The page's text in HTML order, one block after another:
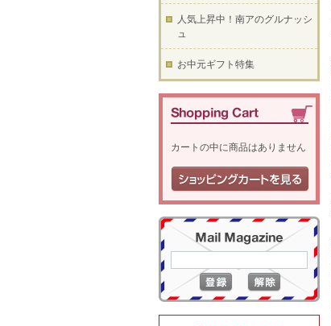
人気上昇中！南アのグルナッシ
ュ
お中元ギフト特集
カートの中に商品はありません